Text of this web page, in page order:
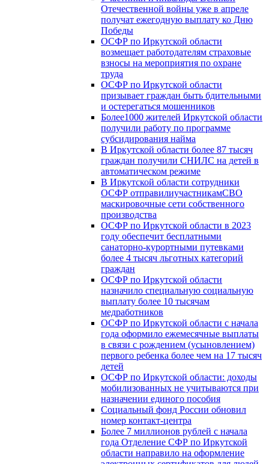
Отечественной войны уже в апреле
получат ежегодную выплату ко Дню
Победы
ОСФР по Иркутской области
возмещает работодателям страховые
взносы на мероприятия по охране
труда
ОСФР по Иркутской области
призывает граждан быть бдительными
и остерегаться мошенников
Более1000 жителей Иркутской области
получили работу по программе
субсидирования найма
В Иркутской области более 87 тысяч
граждан получили СНИЛС на детей в
автоматическом режиме
В Иркутской области сотрудники
ОСФР отправилиучастникамСВО
маскировочные сети собственного
производства
ОСФР по Иркутской области в 2023
году обеспечит бесплатными
санаторно-курортными путевками
более 4 тысяч льготных категорий
граждан
ОСФР по Иркутской области
назначило специальную социальную
выплату более 10 тысячам
медработников
ОСФР по Иркутской области с начала
года оформило ежемесячные выплаты
в связи с рождением (усыновлением)
первого ребенка более чем на 17 тысяч
детей
ОСФР по Иркутской области: доходы
мобилизованных не учитываются при
назначении единого пособия
Социальный фонд России обновил
номер контакт-центра
Более 7 миллионов рублей с начала
года Отделение СФР по Иркутской
области направило на оформление